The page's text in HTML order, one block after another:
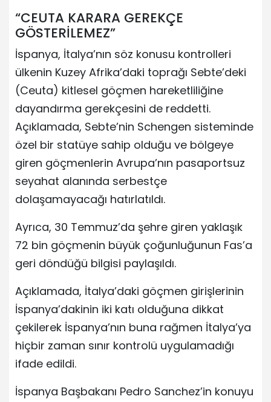
“CEUTA KARARA GEREKÇE
GÖSTERİLEMEZ”
İspanya, İtalya’nın söz konusu kontrolleri
ülkenin Kuzey Afrika’daki toprağı Sebte’deki
(Ceuta) kitlesel göçmen hareketliliğine
dayandırma gerekçesini de reddetti.
Açıklamada, Sebte’nin Schengen sisteminde
özel bir statüye sahip olduğu ve bölgeye
giren göçmenlerin Avrupa’nın pasaportsuz
seyahat alanında serbestçe
dolaşamayacağı hatırlatıldı.
Ayrıca, 30 Temmuz’da şehre giren yaklaşık
72 bin göçmenin büyük çoğunluğunun Fas’a
geri döndüğü bilgisi paylaşıldı.
Açıklamada, İtalya’daki göçmen girişlerinin
İspanya’dakinin iki katı olduğuna dikkat
çekilerek İspanya’nın buna rağmen İtalya’ya
hiçbir zaman sınır kontrolü uygulamadığı
ifade edildi.
İspanya Başbakanı Pedro Sanchez’in konuyu